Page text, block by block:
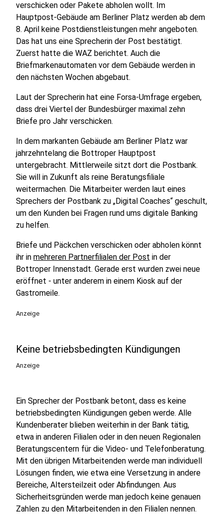
verschicken oder Pakete abholen wollt. Im
Hauptpost-Gebäude am Berliner Platz werden ab dem
8. April keine Postdienstleistungen mehr angeboten.
Das hat uns eine Sprecherin der Post bestätigt.
Zuerst hatte die WAZ berichtet. Auch die
Briefmarkenautomaten vor dem Gebäude werden in
den nächsten Wochen abgebaut.
Laut der Sprecherin hat eine Forsa-Umfrage ergeben,
dass drei Viertel der Bundesbürger maximal zehn
Briefe pro Jahr verschicken.
In dem markanten Gebäude am Berliner Platz war
jahrzehntelang die Bottroper Hauptpost
untergebracht. Mittlerweile sitzt dort die Postbank.
Sie will in Zukunft als reine Beratungsfiliale
weitermachen. Die Mitarbeiter werden laut eines
Sprechers der Postbank zu „Digital Coaches“ geschult,
um den Kunden bei Fragen rund ums digitale Banking
zu helfen.
Briefe und Päckchen verschicken oder abholen könnt
ihr in mehreren Partnerfilialen der Post in der
Bottroper Innenstadt. Gerade erst wurden zwei neue
eröffnet - unter anderem in einem Kiosk auf der
Gastromeile.
Anzeige
Keine betriebsbedingten Kündigungen
Anzeige
Ein Sprecher der Postbank betont, dass es keine
betriebsbedingten Kündigungen geben werde. Alle
Kundenberater blieben weiterhin in der Bank tätig,
etwa in anderen Filialen oder in den neuen Regionalen
Beratungscentern für die Video- und Telefonberatung.
Mit den übrigen Mitarbeitenden werde man individuell
Lösungen finden, wie etwa eine Versetzung in andere
Bereiche, Altersteilzeit oder Abfindungen. Aus
Sicherheitsgründen werde man jedoch keine genauen
Zahlen zu den Mitarbeitenden in den Filialen nennen.